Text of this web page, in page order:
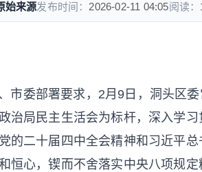
始来源发布时间： 2026-02-11 04:05阅读：
市委部署要求，2月9日，洞头区
治局民主生活会为标杆，深入学
的二十届四中全会精神和习近平总
恒心，锲而不舍落实中央八项规定